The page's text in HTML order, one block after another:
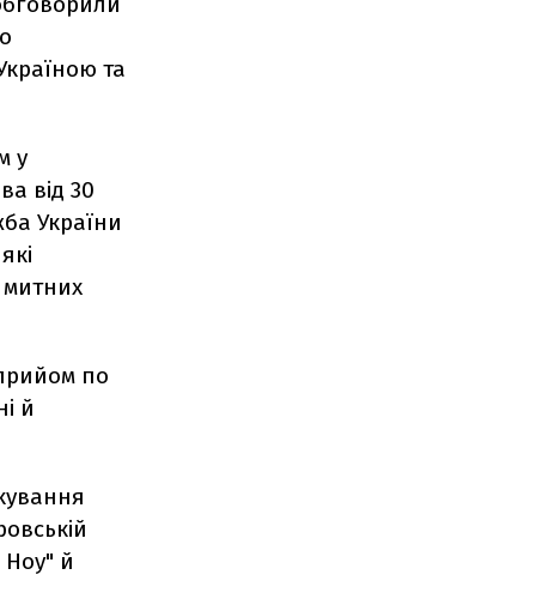
та
у
від 30
України
митних
по
й
Ноу" й